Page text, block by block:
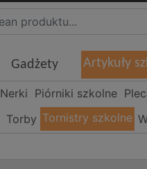
Gadżety Artykuły
Nerki Piórniki szkolne
Torby Tornistry szkolne